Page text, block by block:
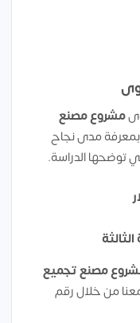
مشروعمصنع
بمعرفة مدى نجاح
توضحها الدراسة.
مصنع تجميع
من خلال رقم